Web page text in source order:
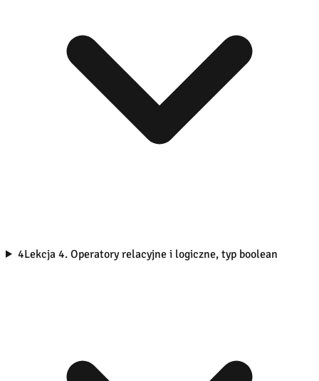
4Lekcja 4. Operatory relacyjne i logiczne, typ boolean